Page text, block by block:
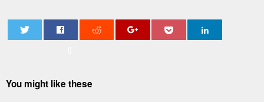
You might like these